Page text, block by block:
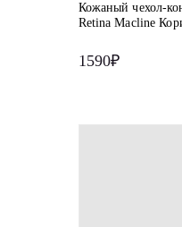
Кожаный чехол-
Retina Macline
1590₽